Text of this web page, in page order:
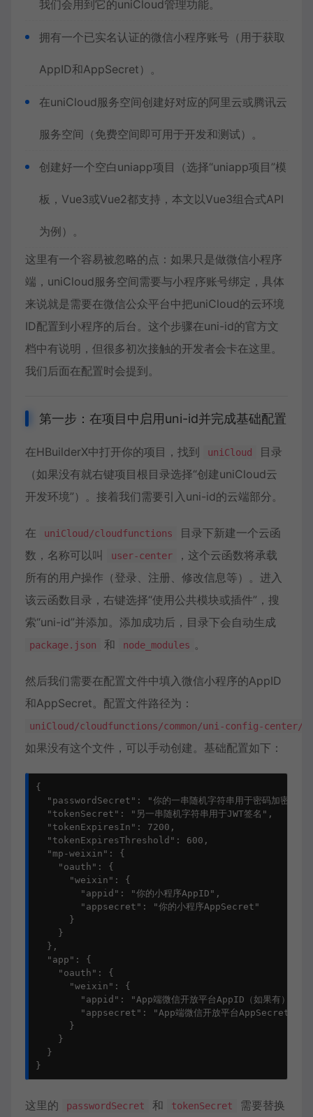
我们会用到它的uniCloud管理功能。
拥有一个已实名认证的微信小程序账号（用于获取
AppID和AppSecret）。
在uniCloud服务空间创建好对应的阿里云或腾讯云
服务空间（免费空间即可用于开发和测试）。
创建好一个空白uniapp项目（选择“uniapp项目”模
板，Vue3或Vue2都支持，本文以Vue3组合式API
为例）。
这里有一个容易被忽略的点：如果只是做微信小程序
端，uniCloud服务空间需要与小程序账号绑定，具体
来说就是需要在微信公众平台中把uniCloud的云环境
ID配置到小程序的后台。这个步骤在uni-id的官方文
档中有说明，但很多初次接触的开发者会卡在这里。
我们后面在配置时会提到。
第一步：在项目中启用uni-id并完成基础配置
在HBuilderX中打开你的项目，找到 uniCloud
目录
（如果没有就右键项目根目录选择“创建uniCloud云
开发环境”）。接着我们需要引入uni-id的云端部分。
在 uniCloud/cloudfunctions
目录下新建一个云函
数，名称可以叫
user-center
，这个云函数将承载
所有的用户操作（登录、注册、修改信息等）。进入
该云函数目录，右键选择“使用公共模块或插件”，搜
索“uni-id”并添加。添加成功后，目录下会自动生成
package.json 和 node_modules 。
然后我们需要在配置文件中填入微信小程序的AppID
和AppSecret。配置文件路径为：
uniCloud/cloudfunctions/common/uni-config-
如果没有这个文件，可以手动创建。基础配置如下：
{
  "passwordSecret": "你的一串随机字符串用于密码加密",
  "tokenSecret": "另一串随机字符串用于JWT签名",
  "tokenExpiresIn": 7200,
  "tokenExpiresThreshold": 600,
  "mp-weixin": {
    "oauth": {
      "weixin": {
        "appid": "你的小程序AppID",
        "appsecret": "你的小程序AppSecret"
      }
    }
  },
  "app": {
    "oauth": {
      "weixin": {
        "appid": "App端微信开放平台AppID（如果有）",
        "appsecret": "App端微信开放平台AppSecret"
      }
    }
  }
}
这里的 passwordSecret 和 tokenSecret 需要替换